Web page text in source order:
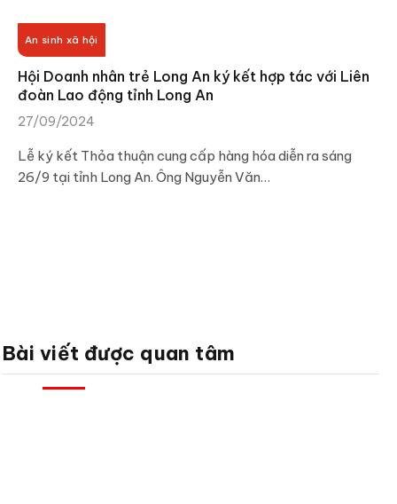
An sinh xã hội
Hội Doanh nhân trẻ Long An ký kết hợp tác với Liên
đoàn Lao động tỉnh Long An
27/09/2024
Lễ ký kết Thỏa thuận cung cấp hàng hóa diễn ra sáng
26/9 tại tỉnh Long An. Ông Nguyễn Văn…
Bài viết được quan tâm